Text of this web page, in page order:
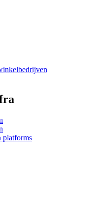
platforms